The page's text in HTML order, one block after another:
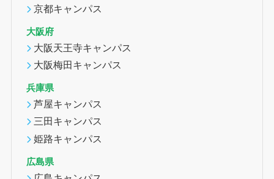
京都キャンパス
大阪府
大阪天王寺キャンパス
大阪梅田キャンパス
兵庫県
芦屋キャンパス
三田キャンパス
姫路キャンパス
広島県